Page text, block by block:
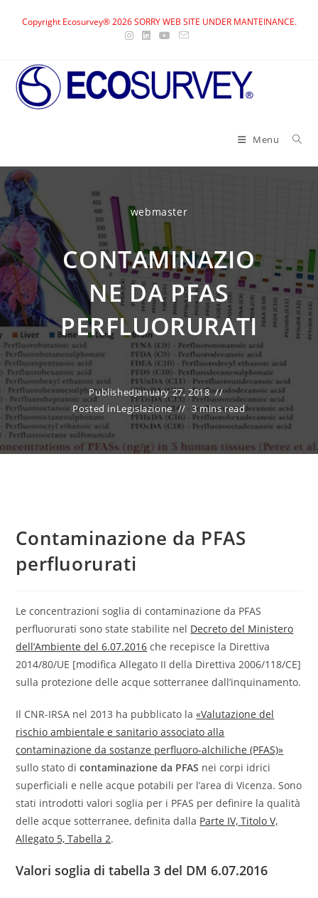
Copyright Ecosurvey® 2026 SORRY WEB SITE UNDER MANTEINANCE.
Menu
webmaster
CONTAMINAZIO
NE DA PFAS
PERFLUORURATI
PublishedJanuary 27, 2018
Posted inLegislazione 3 mins read
Contaminazione da PFAS
perfluorurati
Le concentrazioni soglia di contaminazione da PFAS
perfluorurati sono state stabilite nel Decreto del Ministero
dell’Ambiente del 6.07.2016 che recepisce la Direttiva
2014/80/UE [modifica Allegato II della Direttiva 2006/118/CE]
sulla protezione delle acque sotterranee dall’inquinamento.
Il CNR-IRSA nel 2013 ha pubblicato la«Valutazione del
rischio ambientale e sanitario associato alla
contaminazione da sostanze perfluoro-alchiliche (PFAS)»
sullo stato dicontaminazione da PFAS nei corpi idrici
superficiali e nelle acque potabili per l’area di Vicenza. Sono
stati introdotti valori soglia per i PFAS per definire la qualità
delle acque sotterranee, definita dalla Parte IV, Titolo V,
Allegato 5, Tabella 2.
Valori soglia di tabella 3 del DM 6.07.2016